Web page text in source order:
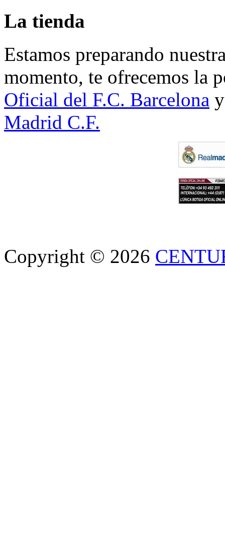
La tienda
Estamos preparando
momento, te ofrecemos la
Oficial del F.C. Barcelona
Madrid C.F.
Copyright © 2026